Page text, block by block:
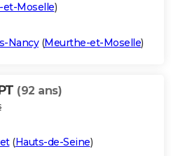
Moselle)
Nancy(Meurthe-et-Moselle)
(92 ans)
(Hauts-de-Seine)